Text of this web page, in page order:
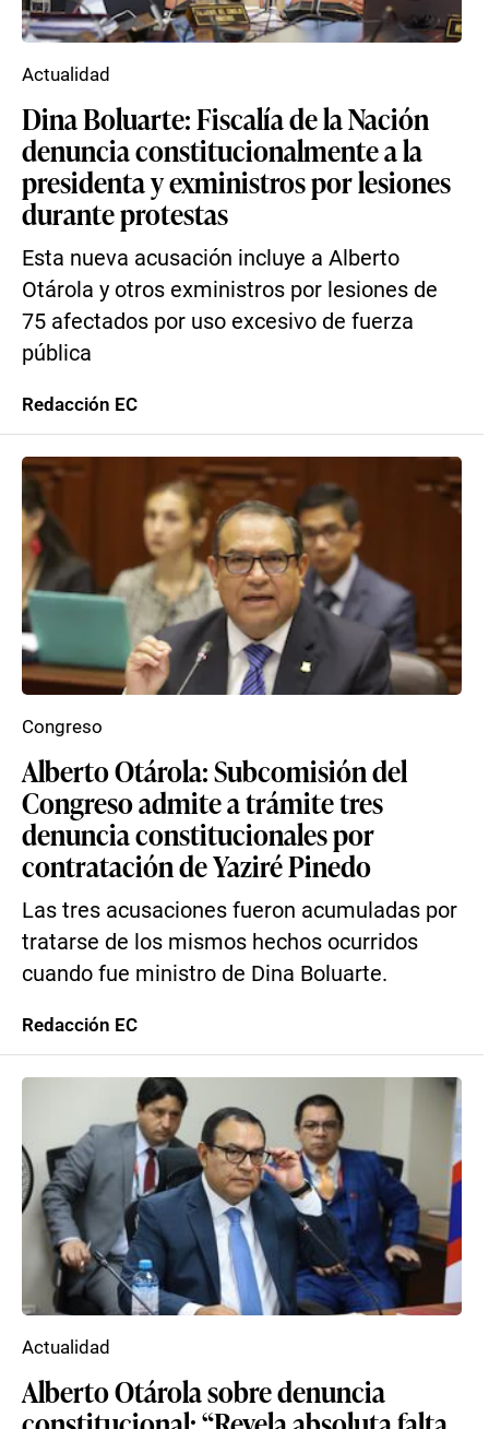
Dina Boluarte: Fiscalía de la Nación
denuncia constitucionalmente a la
presidenta y exministros por lesiones
durante protestas
Esta nueva acusación incluye a Alberto
Otárola y otros exministros por lesiones de
75 afectados por uso excesivo de fuerza
pública
Actualidad
Redacción EC
Alberto Otárola: Subcomisión del
Congreso admite a trámite tres
denuncia constitucionales por
contratación de Yaziré Pinedo
Las tres acusaciones fueron acumuladas por
tratarse de los mismos hechos ocurridos
cuando fue ministro de Dina Boluarte.
Congreso
Redacción EC
Alberto Otárola sobre denuncia
Actualidad